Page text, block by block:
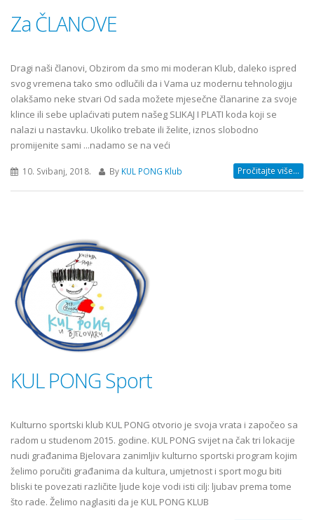
Za ČLANOVE
Dragi naši članovi, Obzirom da smo mi moderan Klub, daleko ispred
svog vremena tako smo odlučili da i Vama uz modernu tehnologiju
olakšamo neke stvari Od sada možete mjesečne članarine za svoje
klince ili sebe uplaćivati putem našeg SLIKAJ I PLATI koda koji se
nalazi u nastavku. Ukoliko trebate ili želite, iznos slobodno
promijenite sami ...nadamo se na veći
10. Svibanj, 2018. By KUL PONG Klub Pročitajte više...
KUL PONG Sport
Kulturno sportski klub KUL PONG otvorio je svoja vrata i započeo sa
radom u studenom 2015. godine. KUL PONG svijet na čak tri lokacije
nudi građanima Bjelovara zanimljiv kulturno sportski program kojim
želimo poručiti građanima da kultura, umjetnost i sport mogu biti
bliski te povezati različite ljude koje vodi isti cilj: ljubav prema tome
što rade. Želimo naglasiti da je KUL PONG KLUB